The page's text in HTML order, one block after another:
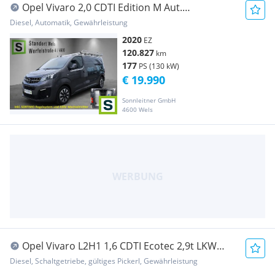
Opel Vivaro 2,0 CDTI Edition M Aut.
Transporter / Kastenwagen
Diesel, Automatik, Gewährleistung
2020 EZ
120.827 km
177 PS (130 kW)
Sonnleitner GmbH
4600 Wels
€ 19.990
Opel Vivaro L2H1 1,6 CDTI Ecotec 2,9t LKW
über 3,5t
Diesel, Schaltgetriebe, gültiges Pickerl, Gewährleistung